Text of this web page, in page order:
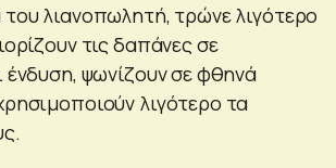
λιανοπωλητή, τρώνε λιγότερο
τις δαπάνες σε
ένδυση, ψωνίζουν σε φθηνά
λιγότερο τα